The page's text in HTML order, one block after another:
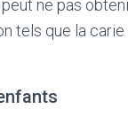
ne pas
tels que la